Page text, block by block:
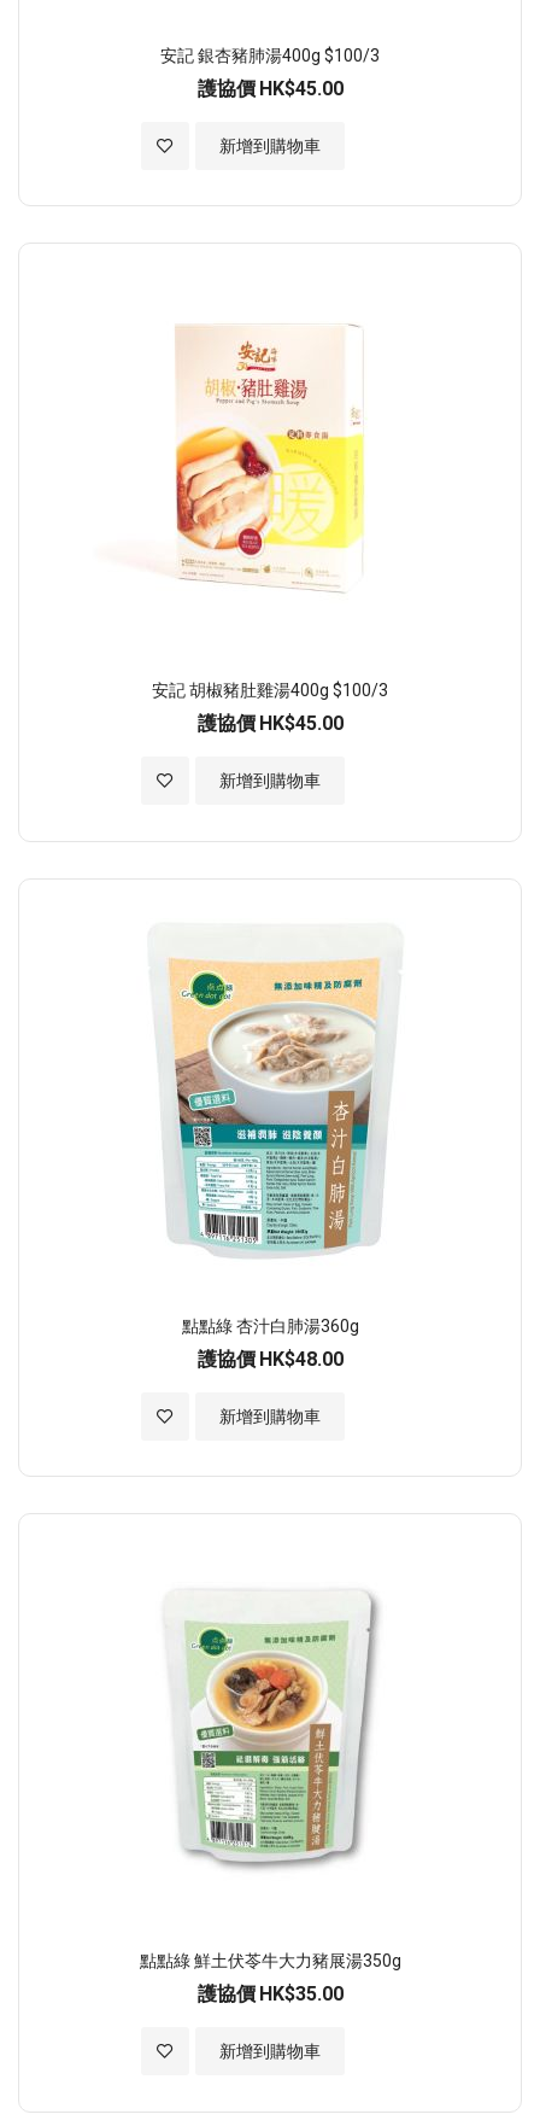
安記 銀杏豬肺湯400g $100/3
護協價 HK$45.00
新增到購物車
加入至願望清單
安記 胡椒豬肚雞湯400g $100/3
護協價 HK$45.00
新增到購物車
加入至願望清單
點點綠 杏汁白肺湯360g
護協價 HK$48.00
新增到購物車
加入至願望清單
點點綠 鮮土伏苓牛大力豬展湯350g
護協價 HK$35.00
新增到購物車
加入至願望清單